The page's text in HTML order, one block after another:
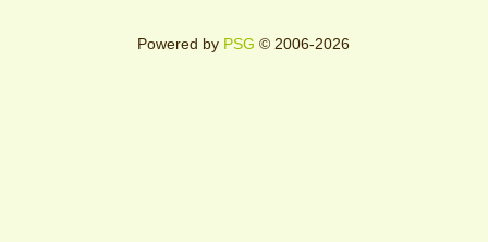
Powered by PSG © 2006-2026